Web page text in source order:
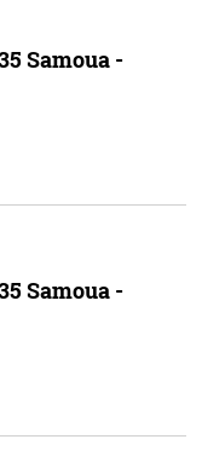
Samoua -
Samoua -